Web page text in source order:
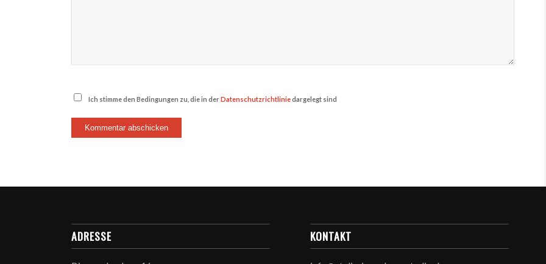
Ich stimme den Bedingungen zu, die in derDatenschutzrichtliniedargelegt sind
ADRESSE KONTAKT